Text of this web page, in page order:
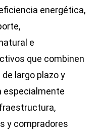
energética,
e
que combinen
largo plazo y
especialmente
y compradores